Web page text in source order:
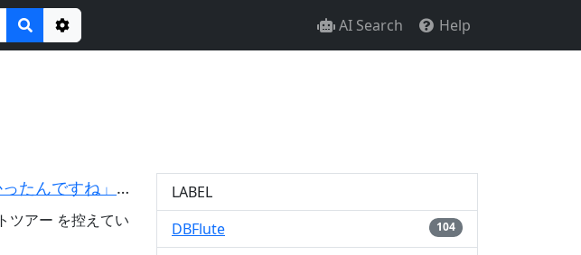
Options
AI Search Help
氷川きよし「別れがせつなくて…」涙を流す姿に気遣う声集まる「寂しかったんですね」「もらい泣きし...
トツアー を控えてい
LABEL
DBFlute
104